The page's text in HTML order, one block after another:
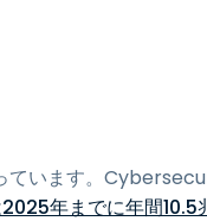
ています。
年までに年間10.5